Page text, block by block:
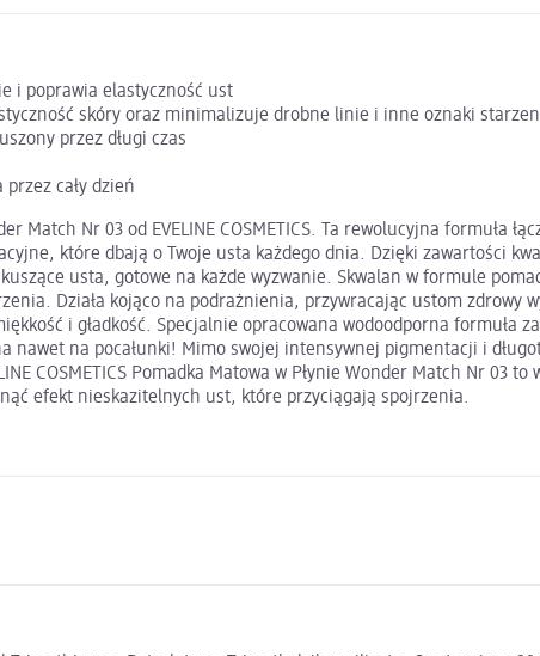
i poprawia elastyczność ust
skóry oraz minimalizuje drobne linie i inne oznaki
przez długi czas
cały dzień
Match Nr 03 od EVELINE COSMETICS. Ta rewolucyjna formuła
które dbają o Twoje usta każdego dnia. Dzięki zawartości
usta, gotowe na każde wyzwanie. Skwalan w formule
Działa kojąco na podrażnienia, przywracając ustom zdrowy
i gładkość. Specjalnie opracowana wodoodporna formuła
na pocałunki! Mimo swojej intensywnej pigmentacji i
COSMETICS Pomadka Matowa w Płynie Wonder Match Nr 03
efekt nieskazitelnych ust, które przyciągają spojrzenia.